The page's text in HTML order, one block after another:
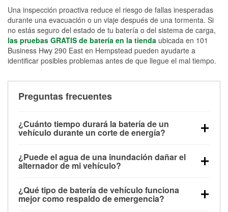
Una inspección proactiva reduce el riesgo de fallas inesperadas
durante una evacuación o un viaje después de una tormenta. Si
no estás seguro del estado de tu batería o del sistema de carga,
las pruebas GRATIS de batería en la tienda ubicada en 101
Business Hwy 290 East en Hempstead pueden ayudarte a
identificar posibles problemas antes de que llegue el mal tiempo.
Preguntas frecuentes
¿Cuánto tiempo durará la batería de un
vehículo durante un corte de energía?
alimentar pequeños accesorios durante un tiempo
limitado, pero el uso repetido sin conducir el vehículo
contar con un equipo de carga de respaldo para
cortes prolongados.
¿Puede el agua de una inundación dañar el
alternador de mi vehículo?
parte baja del compartimento del motor y pueden
dañarse si se sumergen, lo que puede provocar una
¿Qué tipo de batería de vehículo funciona
mejor como respaldo de emergencia?